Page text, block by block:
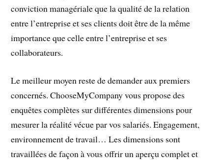
conviction managériale que la qualité de la relation
entre l’entreprise et ses clients doit être de la même
importance que celle entre l’entreprise et ses
collaborateurs.
Le meilleur moyen reste de demander aux premiers
concernés. ChooseMyCompany vous propose des
enquêtes complètes sur différentes dimensions pour
mesurer la réalité vécue par vos salariés. Engagement,
environnement de travail… Les dimensions sont
travaillées de façon à vous offrir un aperçu complet et